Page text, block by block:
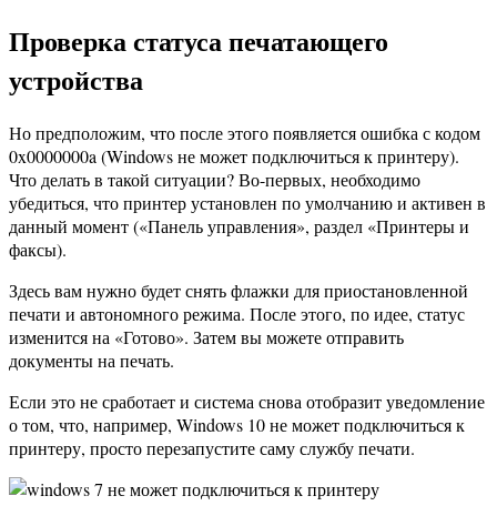
Проверка статуса печатающего
устройства
Но предположим, что после этого появляется ошибка с кодом
0x0000000a (Windows не может подключиться к принтеру).
Что делать в такой ситуации? Во-первых, необходимо
убедиться, что принтер установлен по умолчанию и активен в
данный момент («Панель управления», раздел «Принтеры и
факсы).
Здесь вам нужно будет снять флажки для приостановленной
печати и автономного режима. После этого, по идее, статус
изменится на «Готово». Затем вы можете отправить
документы на печать.
Если это не сработает и система снова отобразит уведомление
о том, что, например, Windows 10 не может подключиться к
принтеру, просто перезапустите саму службу печати.